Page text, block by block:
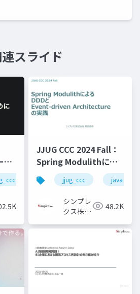
スライド
ド
JJUG CCC 2024 Fall：
Spring Modulithによ
るDDDとEvent-driven
Architectureの実践
jjug_ccc java
シンプレ
クス株式
48.2K